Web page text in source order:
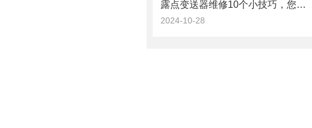
露点变送器维修10个小技巧，您都了解吗？
2024-10-28